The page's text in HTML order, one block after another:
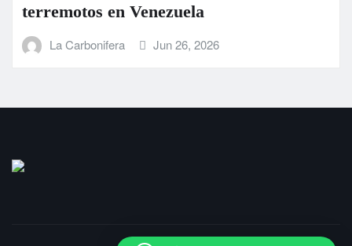
terremotos en Venezuela
La Carbonifera Jun 26, 2026